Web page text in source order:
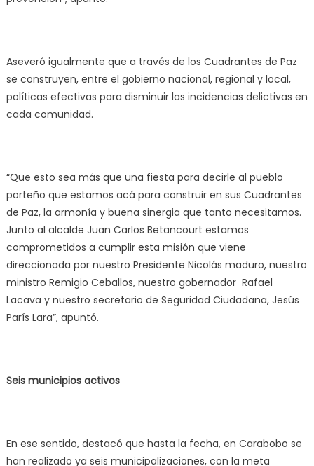
Aseveró igualmente que a través de los Cuadrantes de Paz
se construyen, entre el gobierno nacional, regional y local,
políticas efectivas para disminuir las incidencias delictivas en
cada comunidad.
“Que esto sea más que una fiesta para decirle al pueblo
porteño que estamos acá para construir en sus Cuadrantes
de Paz, la armonía y buena sinergia que tanto necesitamos.
Junto al alcalde Juan Carlos Betancourt estamos
comprometidos a cumplir esta misión que viene
direccionada por nuestro Presidente Nicolás maduro, nuestro
ministro Remigio Ceballos, nuestro gobernador Rafael
Lacava y nuestro secretario de Seguridad Ciudadana, Jesús
París Lara”, apuntó.
Seis municipios activos
En ese sentido, destacó que hasta la fecha, en Carabobo se
han realizado ya seis municipalizaciones, con la meta